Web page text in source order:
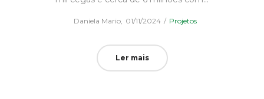
Daniela Mario Posted
01/11/2024
Posted
Projetos
Ler mais